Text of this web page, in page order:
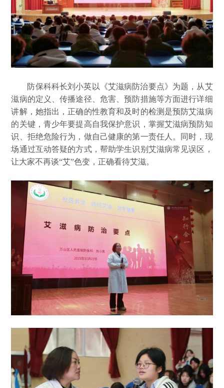
防保科科长刘小英以《艾滋病防治要点》为题，从艾
滋病的定义、传播途径、危害、预防措施等方面进行详细
讲解，她指出，正确的性教育和及时的检测是预防艾滋病
的关键，青少年要提高自我保护意识，掌握艾滋病预防知
识、拒绝危险行为，做自己健康的第一责任人。同时，现
场通过互动答疑的方式，帮助学生识别艾滋病常见误区，
让大家不再谈“艾”色变，正确看待艾滋。